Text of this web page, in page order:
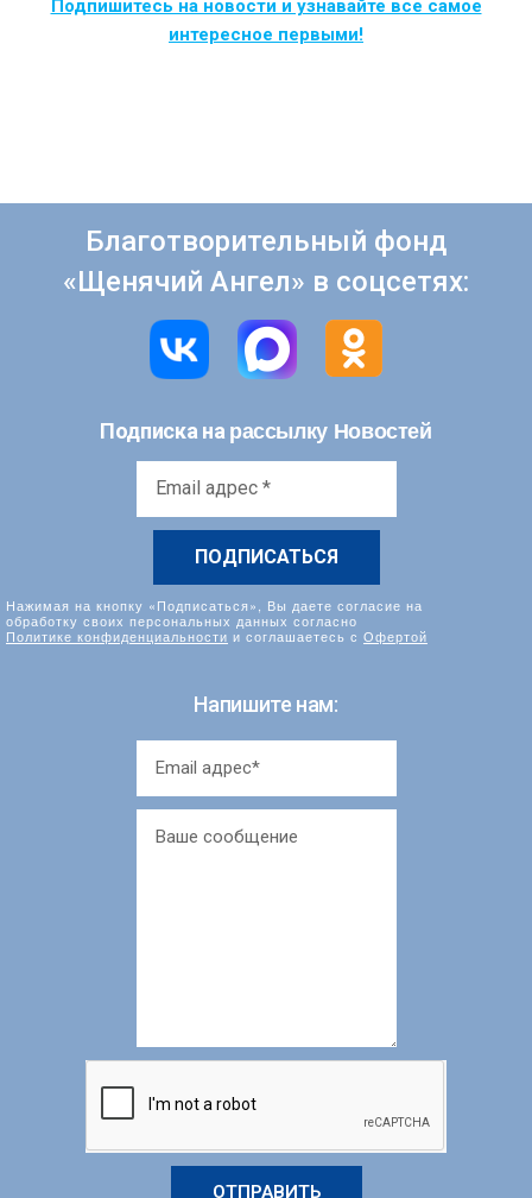
Подпишитесь на новости и узнавайте все самое
интересное первыми!
Благотворительный фонд
«Щенячий Ангел» в соцсетях:
Подписка на рассылку Новостей
Нажимая на кнопку «Подписаться», Вы даете согласие на
обработку своих персональных данных согласно
Политике конфиденциальности и соглашаетесь с Офертой
Напишите нам:
ОТПРАВИТЬ